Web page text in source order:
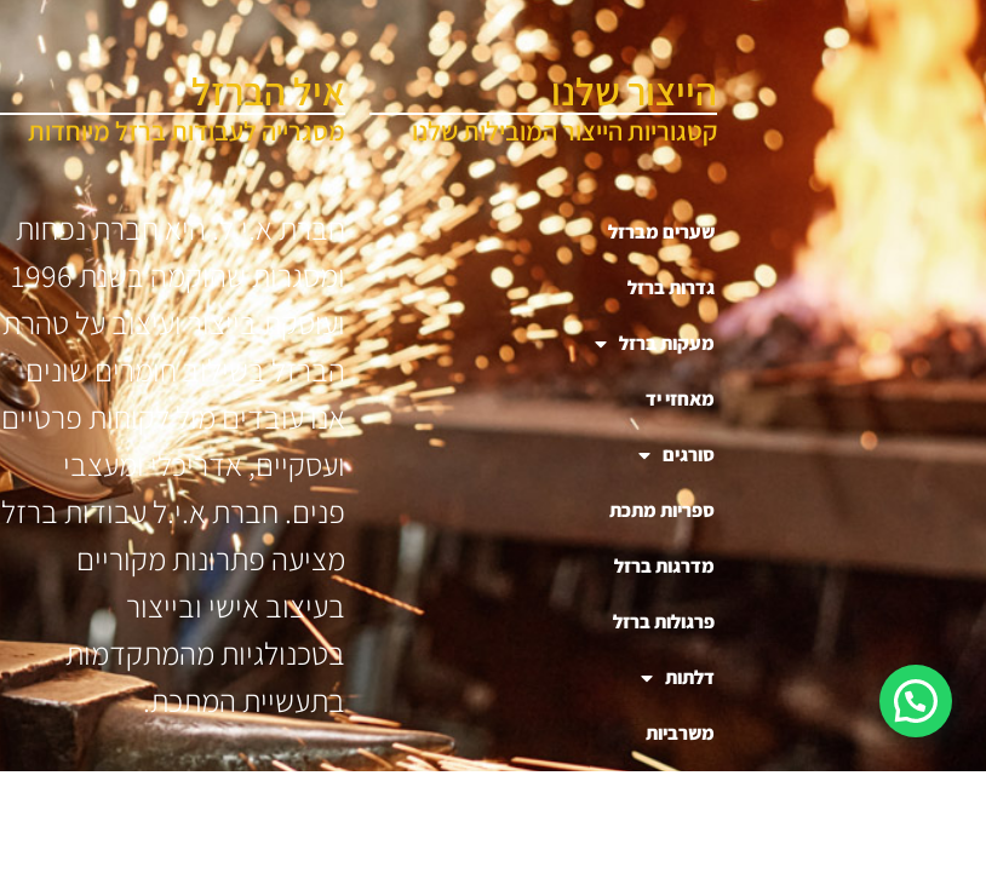
הייצור שלנו
קטגוריות הייצור המובילות שלנו
שערים מברזל
גדרות ברזל
מעקות ברזל
מאחזי יד
סורגים
ספריות מתכת
מדרגות ברזל
פרגולות ברזל
דלתות
משרביות
איל הברזל
מסגרייה לעבודות ברזל מיוחדות
חברת א.י.ל. היא חברת נפחות
ומסגרות שהוקמה בשנת 1996
ועוסקת בייצור ועיצוב על טהרת
הברזל בשילוב חומרים שונים
אנו עובדים מול לקוחות פרטיים
ועסקיים, אדריכלי ומעצבי
פנים. חברת א.י.ל עבודות ברזל
מציעה פתרונות מקוריים
בעיצוב אישי ובייצור
בטכנולגיות מהמתקדמות
בתעשיית המתכת.